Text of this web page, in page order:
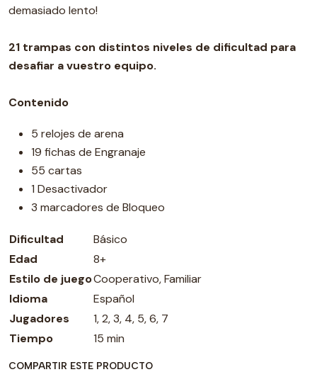
demasiado lento!
21 trampas con distintos niveles de dificultad para
desafiar a vuestro equipo.
Contenido
5 relojes de arena
19 fichas de Engranaje
55 cartas
1 Desactivador
3 marcadores de Bloqueo
Dificultad
Básico
Edad
8+
Estilo de juegoCooperativo, Familiar
Idioma
Español
Jugadores
1, 2, 3, 4, 5, 6, 7
Tiempo
15 min
COMPARTIR ESTE PRODUCTO